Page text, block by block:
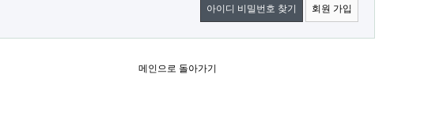
아이디 비밀번호 찾기 회원 가입
메인으로 돌아가기